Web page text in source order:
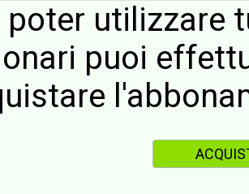
poter utilizzare
puoi